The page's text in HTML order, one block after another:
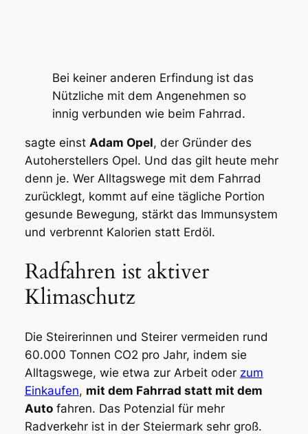
Bei keiner anderen Erfindung ist das
Nützliche mit dem Angenehmen so
innig verbunden wie beim Fahrrad.
sagte einst Adam Opel, der Gründer des
Autoherstellers Opel. Und das gilt heute mehr
denn je. Wer Alltagswege mit dem Fahrrad
zurücklegt, kommt auf eine tägliche Portion
gesunde Bewegung, stärkt das Immunsystem
und verbrennt Kalorien statt Erdöl.
Radfahren ist aktiver
Klimaschutz
Die Steirerinnen und Steirer vermeiden rund
60.000 Tonnen CO2 pro Jahr, indem sie
Alltagswege, wie etwa zur Arbeit oder zum
Einkaufen, mit dem Fahrrad statt mit dem
Autofahren. Das Potenzial für mehr
Radverkehr ist in der Steiermark sehr groß.